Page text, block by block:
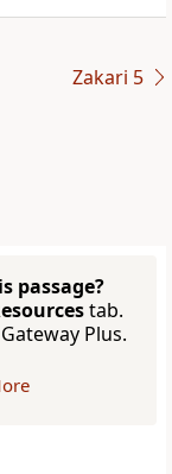
Zakari 5
passage?
tab.
Plus.